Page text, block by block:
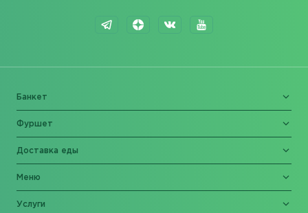
Банкет
Фуршет
Доставка еды
Меню
Услуги